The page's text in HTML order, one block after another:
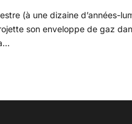
(à une dizaine d’années-
son enveloppe de gaz